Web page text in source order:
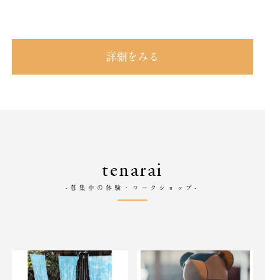
詳細をみる
tenarai
-募集中の体験・ワークショップ-